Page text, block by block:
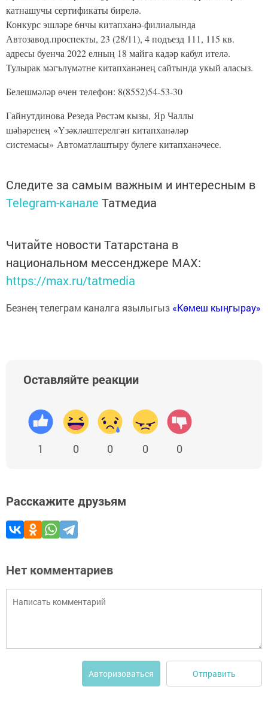
катнашучы сертификаты бирелә.
Конкурс эшләре 6нчы китапханә-филиалында
Автозавод.проспекты, 23 (28/11), 4 подъезд 111, 115 кв.
адресы буенча 2022 елның 18 майга кадәр кабул ителә.
Тулырак мәгълүмәтне китапханәнең сайтында укый аласыз.
Белешмәләр өчен телефон: 8(8552)54-53-30
Гайнутдинова Резеда Рөстәм кызы, Яр Чаллы
шәһәренең «Үзәкләштерелгән китапханәләр
системасы» Автоматлаштыру булеге китапханәчесе.
Следите за самым важным и интересным в
Telegram-канале Татмедиа
Читайте новости Татарстана в
национальном мессенджере MАХ:
https://max.ru/tatmedia
Безнең телеграм каналга язылыгыз «Көмеш кыңгырау»
Оставляйте реакции
1 0 0 0 0
Расскажите друзьям
Нет комментариев
Авторизоваться Отправить